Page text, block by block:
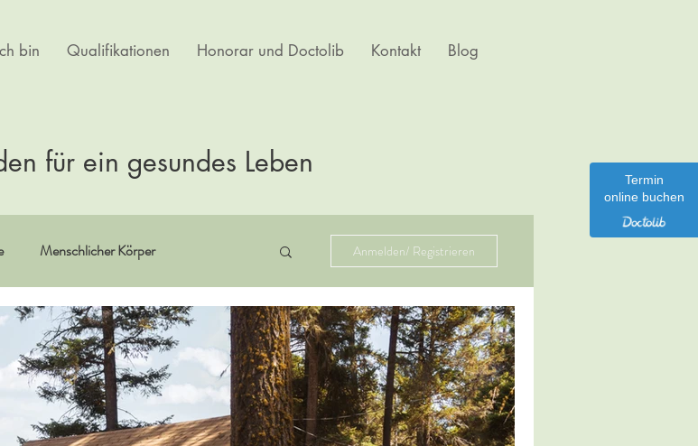
Termin
online buchen
bin Qualifikationen Honorar und Doctolib Kontakt Blog
für ein gesundes Leben
Menschlicher Körper
Buchempfehlungen
Anmelden/ Registrieren